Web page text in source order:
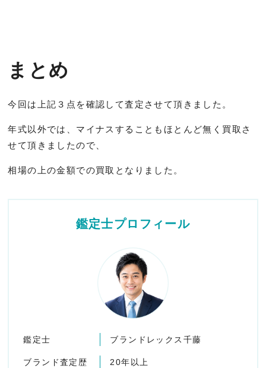
まとめ
今回は上記３点を確認して査定させて頂きました。
年式以外では、マイナスすることもほとんど無く買取さ
せて頂きましたので、
相場の上の金額での買取となりました。
鑑定士プロフィール
鑑定士 ブランドレックス千藤
ブランド査定歴 20年以上